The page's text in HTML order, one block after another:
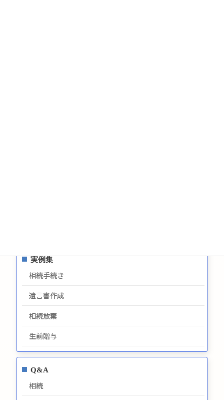
実例集
相続手続き
遺言書作成
相続放棄
生前贈与
Q&A
相続